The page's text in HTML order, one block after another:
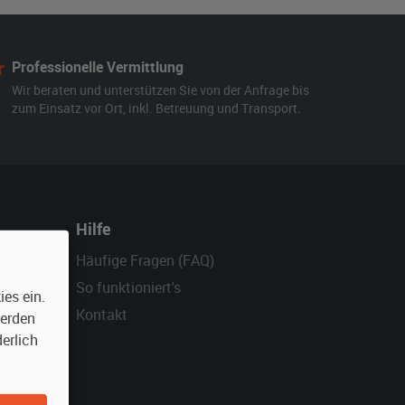
Professionelle Vermittlung
Wir beraten und unterstützen Sie von der Anfrage bis
zum Einsatz vor Ort, inkl. Betreuung und Transport.
Hilfe
Häufige Fragen (FAQ)
So funktioniert's
Kontakt
ein.